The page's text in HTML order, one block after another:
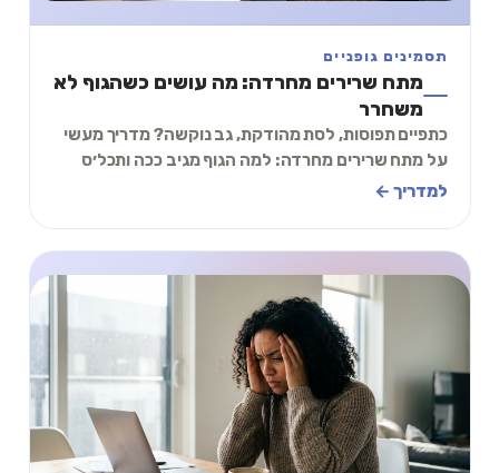
תסמינים גופניים
מתח שרירים מחרדה: מה עושים כשהגוף לא
משחרר
כתפיים תפוסות, לסת מהודקת, גב נוקשה? מדריך מעשי
על מתח שרירים מחרדה: למה הגוף מגיב ככה ותכל׳ס
תרגיל של 2 דקות לשחרור מיידי.
למדריך ←